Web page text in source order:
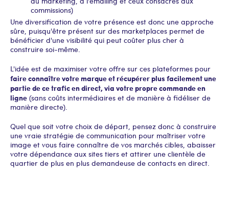
commissions)
Une diversification de votre présence est donc une approche
sûre, puisqu'être présent sur des marketplaces permet de
bénéficier d'une visibilité qui peut coûter plus cher à
construire soi-même.
L'idée est de maximiser votre offre sur ces plateformes pour
faire connaître votre marque et récupérer plus facilement une
partie de ce trafic en direct, via votre propre commande en
ligne (sans coûts intermédiaires et de manière à fidéliser de
manière directe).
Quel que soit votre choix de départ, pensez donc à construire
une vraie stratégie de communication pour maîtriser votre
image et vous faire connaître de vos marchés cibles, abaisser
votre dépendance aux sites tiers et attirer une clientèle de
quartier de plus en plus demandeuse de contacts en direct.